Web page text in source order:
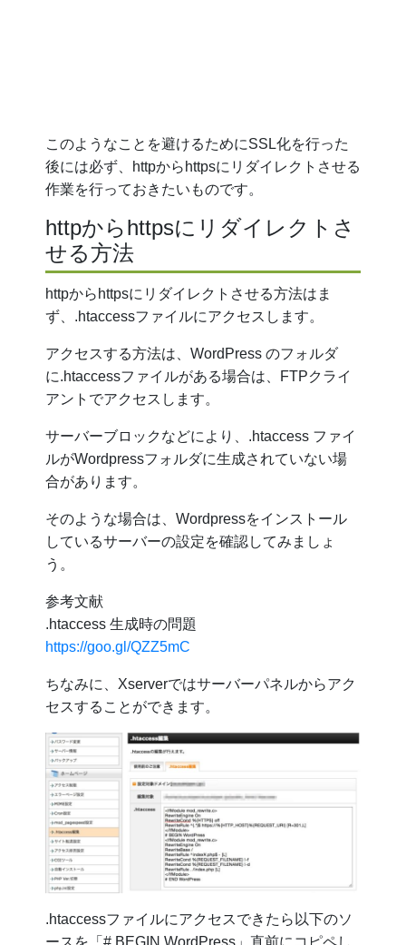
このようなことを避けるためにSSL化を行った
後には必ず、httpからhttpsにリダイレクトさせる
作業を行っておきたいものです。
httpからhttpsにリダイレクトさ
せる方法
httpからhttpsにリダイレクトさせる方法はま
ず、.htaccessファイルにアクセスします。
アクセスする方法は、WordPress のフォルダ
に.htaccessファイルがある場合は、FTPクライ
アントでアクセスします。
サーバーブロックなどにより、.htaccess ファイ
ルがWordpressフォルダに生成されていない場
合があります。
そのような場合は、Wordpressをインストール
しているサーバーの設定を確認してみましょ
う。
参考文献
.htaccess 生成時の問題
https://goo.gl/QZZ5mC
ちなみに、Xserverではサーバーパネルからアク
セスすることができます。
.htaccessファイルにアクセスできたら以下のソ
ースを「# BEGIN WordPress」直前にコピペし